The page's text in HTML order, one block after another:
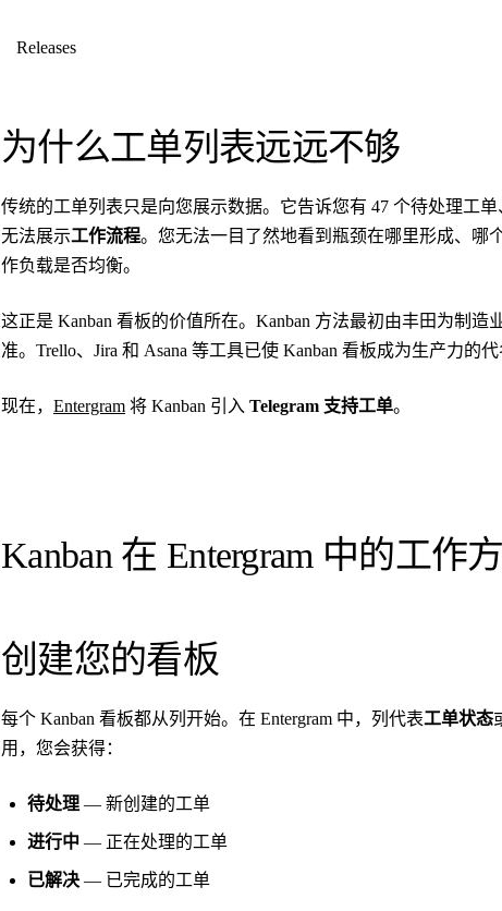
Releases
为什么工单列表远远不够
传统的工单列表只是向您展示数据。它告诉您有 47 个待处理工单
无法展示工作流程。您无法一目了然地看到瓶颈在哪里形成、哪
作负载是否均衡。
这正是 Kanban 看板的价值所在。Kanban 方法最初由丰田为制
准。Trello、Jira 和 Asana 等工具已使 Kanban 看板成为生产力的代
现在， Entergram 将 Kanban 引入 Telegram 支持工单。
Kanban 在 Entergram 中的工作
创建您的看板
每个 Kanban 看板都从列开始。在 Entergram 中，列代表工单状态
用，您会获得：
待处理 — 新创建的工单
进行中 — 正在处理的工单
已解决 — 已完成的工单